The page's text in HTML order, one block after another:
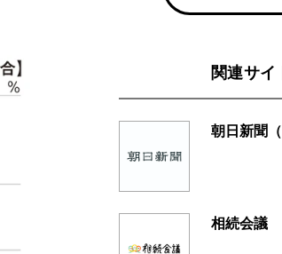
関連サイ
朝日新聞
相続会議